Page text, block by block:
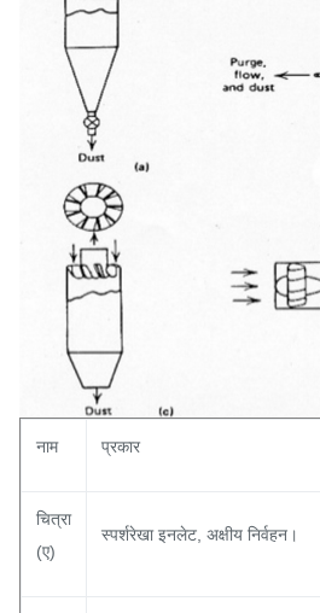
नाम प्रकार
चित्रा
(ए)
स्पर्शरेखा इनलेट, अक्षीय निर्वहन।